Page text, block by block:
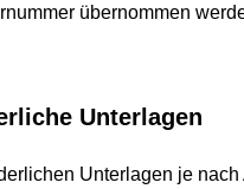
übernommen
Unterlagen
Unterlagen je nach